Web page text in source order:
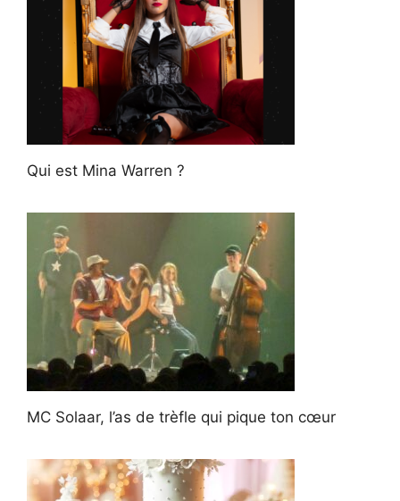
Qui est Mina Warren ?
MC Solaar, l’as de trèfle qui pique ton cœur